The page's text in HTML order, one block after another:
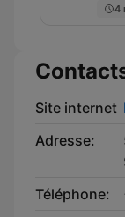
4
Site internet
Adresse:
Téléphone: